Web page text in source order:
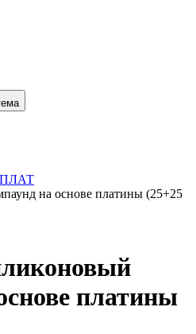
на основе платины (25+25
платины